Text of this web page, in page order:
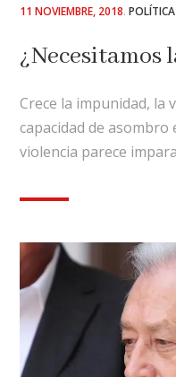
POSTED
11 NOVIEMBRE, 2018 POLÍTICA
¿Necesitamos
Crece la impunidad, la
capacidad de asombro
violencia parece